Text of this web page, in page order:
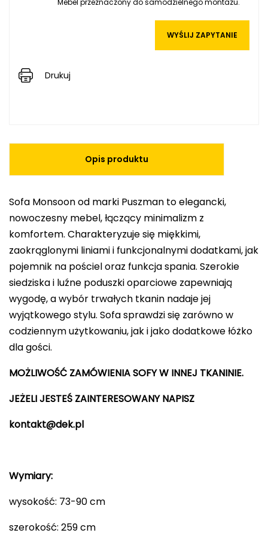
Mebel przeznaczony do samodzielnego montażu.
WYŚLIJ ZAPYTANIE
Drukuj
Opis produktu
Sofa Monsoon od marki Puszman to elegancki,
nowoczesny mebel, łączący minimalizm z
komfortem. Charakteryzuje się miękkimi,
zaokrąglonymi liniami i funkcjonalnymi dodatkami, jak
pojemnik na pościel oraz funkcja spania. Szerokie
siedziska i luźne poduszki oparciowe zapewniają
wygodę, a wybór trwałych tkanin nadaje jej
wyjątkowego stylu. Sofa sprawdzi się zarówno w
codziennym użytkowaniu, jak i jako dodatkowe łóżko
dla gości.
MOŻLIWOŚĆ ZAMÓWIENIA SOFY W INNEJ TKANINIE.
JEŻELI JESTEŚ ZAINTERESOWANY NAPISZ
kontakt@dek.pl
Wymiary:
wysokość: 73-90 cm
szerokość: 259 cm